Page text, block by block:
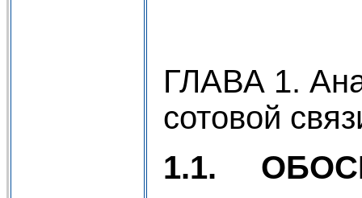
ГЛАВА 1.
сотовой
1.1.